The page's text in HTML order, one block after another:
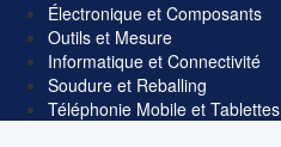
Électronique et Composants
Outils et Mesure
Informatique et Connectivité
Soudure et Reballing
Téléphonie Mobile et Tablettes